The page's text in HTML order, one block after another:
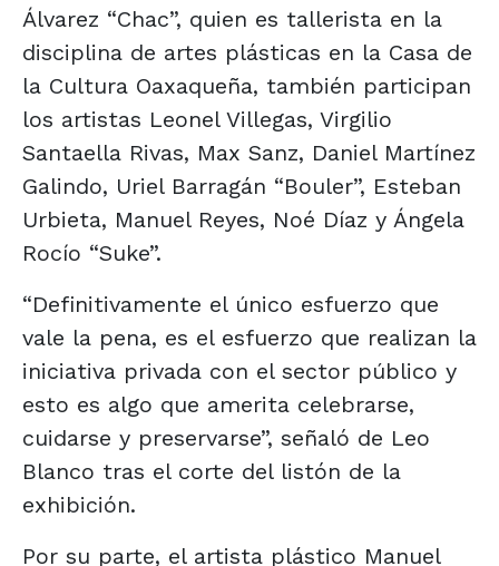
Álvarez “Chac”, quien es tallerista en la
disciplina de artes plásticas en la Casa de
la Cultura Oaxaqueña, también participan
los artistas Leonel Villegas, Virgilio
Santaella Rivas, Max Sanz, Daniel Martínez
Galindo, Uriel Barragán “Bouler”, Esteban
Urbieta, Manuel Reyes, Noé Díaz y Ángela
Rocío “Suke”.
“Definitivamente el único esfuerzo que
vale la pena, es el esfuerzo que realizan la
iniciativa privada con el sector público y
esto es algo que amerita celebrarse,
cuidarse y preservarse”, señaló de Leo
Blanco tras el corte del listón de la
exhibición.
Por su parte, el artista plástico Manuel